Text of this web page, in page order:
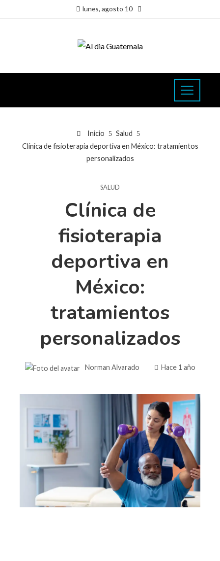
lunes, agosto 10
Inicio
Salud
Clínica de fisioterapia deportiva en México: tratamientos
personalizados
SALUD
Clínica de
fisioterapia
deportiva en
México:
tratamientos
personalizados
Norman Alvarado Hace 1 año